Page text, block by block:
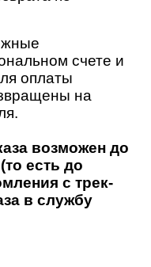
счете и
оплаты
на
возможен до
есть до
с трек-
в службу